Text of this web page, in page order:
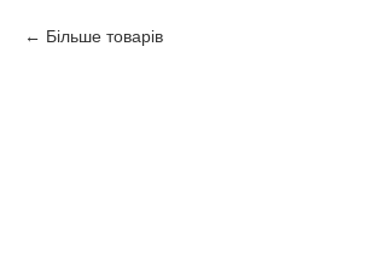
Більше товарів